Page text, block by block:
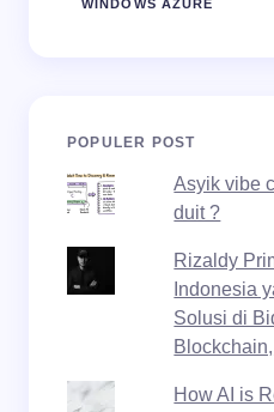
WINDOWS AZURE
POPULER POST
Asyik vibe
duit ?
Rizaldy
Indonesia
Solusi di
How AI is